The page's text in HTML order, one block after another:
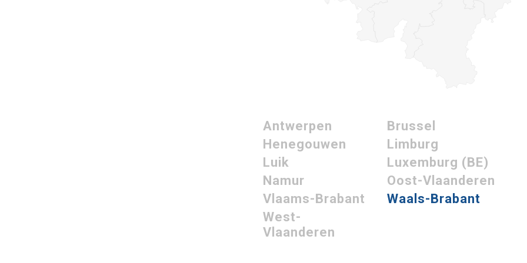
Antwerpen
Brussel
Henegouwen
Limburg
Luik
Luxemburg (BE)
Namur
Oost-Vlaanderen
Vlaams-Brabant
Waals-Brabant
West-
Vlaanderen